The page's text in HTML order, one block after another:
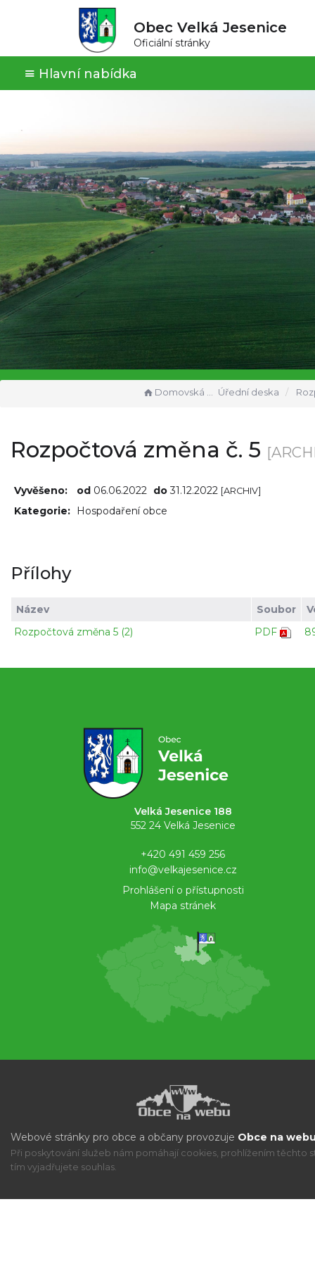
Obec Velká Jesenice
Oficiální stránky
Hlavní nabídka
Domovská stránka Úřední deska
Rozpočtová změna č. 5
Vyvěšeno: od 06.06.2022 do31.12.2022 [ARCHIV]
Kategorie: Hospodaření obce
Přílohy
Název Soubor
Rozpočtová změna 5 (2)
PDF
Velká Jesenice 188
552 24 Velká Jesenice
+420 491 459 256
info@velkajesenice.cz
Prohlášení o přístupnosti
Mapa stránek
Webové stránky pro obce a občany provozuje Obce na
Při poskytování služeb nám pomáhají cookies, prohlížením těchto
tím vyjadřujete souhlas.